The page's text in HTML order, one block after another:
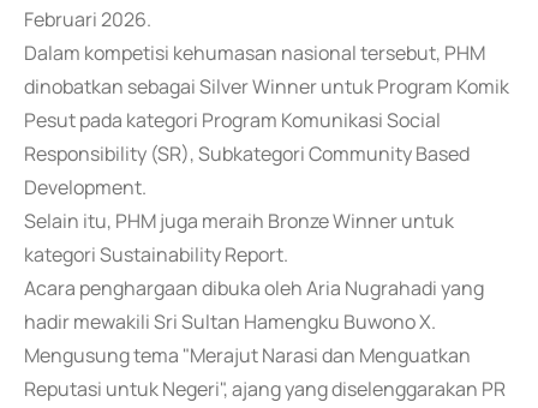
Februari 2026.
Dalam kompetisi kehumasan nasional tersebut, PHM
dinobatkan sebagai Silver Winner untuk Program Komik
Pesut pada kategori Program Komunikasi Social
Responsibility (SR), Subkategori Community Based
Development.
Selain itu, PHM juga meraih Bronze Winner untuk
kategori Sustainability Report.
Acara penghargaan dibuka oleh Aria Nugrahadi yang
hadir mewakili Sri Sultan Hamengku Buwono X.
Mengusung tema "Merajut Narasi dan Menguatkan
Reputasi untuk Negeri", ajang yang diselenggarakan PR